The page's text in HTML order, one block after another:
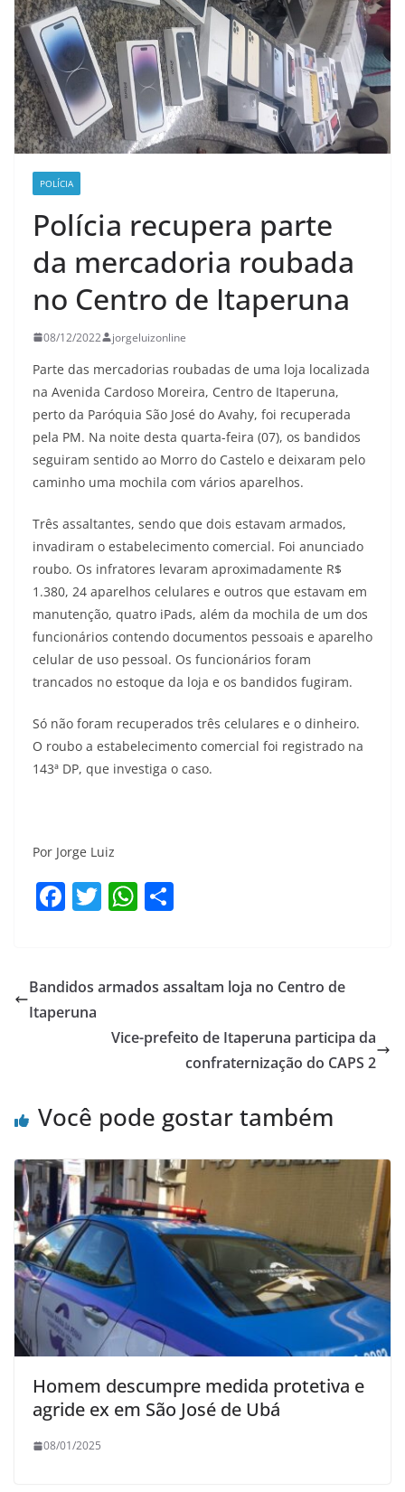
POLÍCIA
Polícia recupera parte
da mercadoria roubada
no Centro de Itaperuna
08/12/2022 jorgeluizonline
Parte das mercadorias roubadas de uma loja localizada
na Avenida Cardoso Moreira, Centro de Itaperuna,
perto da Paróquia São José do Avahy, foi recuperada
pela PM. Na noite desta quarta-feira (07), os bandidos
seguiram sentido ao Morro do Castelo e deixaram pelo
caminho uma mochila com vários aparelhos.
Três assaltantes, sendo que dois estavam armados,
invadiram o estabelecimento comercial. Foi anunciado
roubo. Os infratores levaram aproximadamente R$
1.380, 24 aparelhos celulares e outros que estavam em
manutenção, quatro iPads, além da mochila de um dos
funcionários contendo documentos pessoais e aparelho
celular de uso pessoal. Os funcionários foram
trancados no estoque da loja e os bandidos fugiram.
Só não foram recuperados três celulares e o dinheiro.
O roubo a estabelecimento comercial foi registrado na
143ª DP, que investiga o caso.
Por Jorge Luiz
F
e
b
T
er
W
s
p
e
Bandidos armados assaltam loja no Centro de
Itaperuna
Vice-prefeito de Itaperuna participa da
confraternização do CAPS 2
Você pode gostar também
Homem descumpre medida protetiva e
agride ex em São José de Ubá
08/01/2025